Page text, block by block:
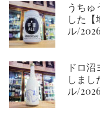
うちゅ
した【
ル/
ドロ
しまし
ル/